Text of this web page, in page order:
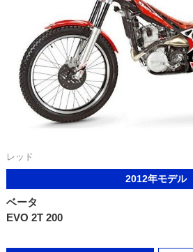
レッド
2012年モデル
ベータ
EVO 2T 200